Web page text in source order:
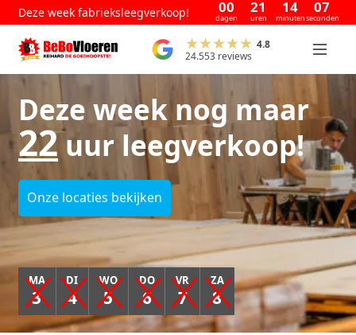
Deze week fabrieksleegverkoop! 00
dagen
21
uren
14
minuten
06
seconden
4.8
24.553 reviews
Deze week nog maar
22uur leegverkoop!
Onze locaties bekijken
MA
3
DI
4
WO
5
DO
6
VR
7
ZA
8